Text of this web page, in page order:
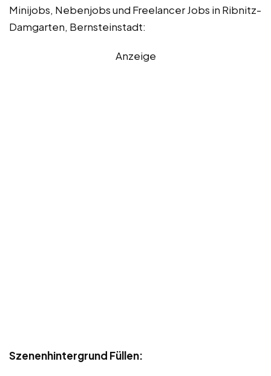
Minijobs, Nebenjobs und Freelancer Jobs in Ribnitz-
Damgarten, Bernsteinstadt:
Anzeige
Szenenhintergrund Füllen: